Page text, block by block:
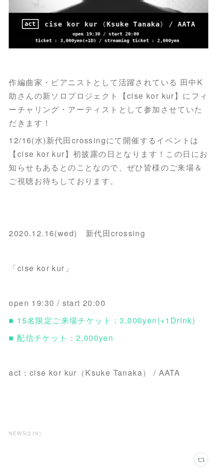
作編曲家・ピアニストとして活躍されている 田中K
助さんの新ソロプロジェクト【cise kor kur】にフィ
ーチャリング・アーティストとして参加させていた
だきます！
12/16(水)新代田crossingにて開催するイベントは
【cise kor kur】初披露の日となります！この日にお
知らせもあるとのことなので、ぜひ皆様のご来場＆
ご視聴お待ちしております。
2020.12.16(wed) 新代田crossing
「cise kor kur」
open 19:30 / start 20:00
■ 15名限定ご来場チケット：3,000yen(+1Drink)
■ 配信チケット：2,000yen
act：cise kor kur（Ksuke Tanaka） / AATA
NEWS (279 )